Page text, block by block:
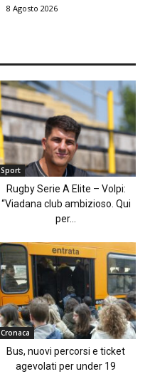
8 Agosto 2026
Sport
Rugby Serie A Elite – Volpi:
“Viadana club ambizioso. Qui
per...
Cronaca
Bus, nuovi percorsi e ticket
agevolati per under 19